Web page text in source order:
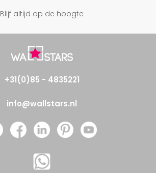
Blijf altijd op de hoogte
+31(0)85 - 4835221
info@wallstars.nl